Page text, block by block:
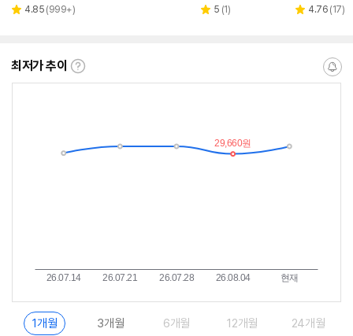
페이
별 4.85 리
(999+)
별 5 리
(1)
별 4.76 리
(17)
최저가 추이
최
알
1개월 3개월 6개월 12개월 24개월